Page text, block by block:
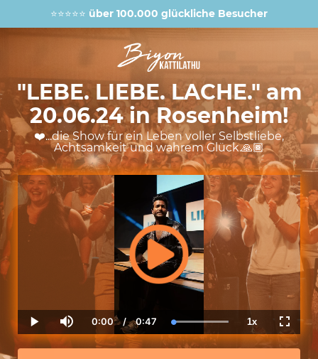
⭐⭐⭐⭐⭐ über 100.000 glückliche Besucher
"LEBE. LIEBE. LACHE." am
20.06.24 in Rosenheim!
❤️...die Show für ein Leben voller Selbstliebe,
Achtsamkeit und wahrem Glück.🙏🏾
Play Mute
Current
Time
0:00 / Duration
0:47 Loaded
100.00%
1xPlayback
Rate